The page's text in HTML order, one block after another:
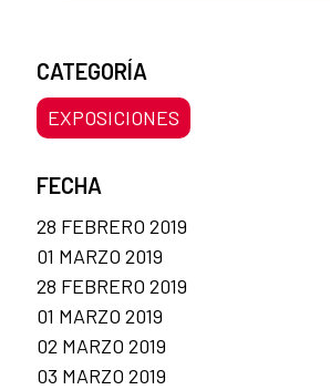
CATEGORÍA
EXPOSICIONES
FECHA
28 FEBRERO 2019
01 MARZO 2019
28 FEBRERO 2019
01 MARZO 2019
02 MARZO 2019
03 MARZO 2019